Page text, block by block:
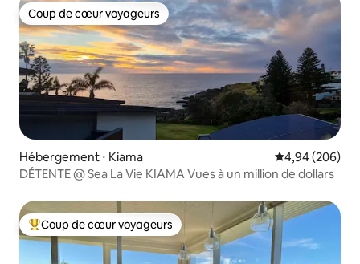
Coup de cœur voyageurs
Coup de cœur voyageurs
Hébergement ⋅ Kiama Évaluation
4,94 (206)
DÉTENTE @ Sea La Vie KIAMA Vues à un million de dollars
Coups de cœur voyageurs les plus appréciés
Coup de cœur voyageurs